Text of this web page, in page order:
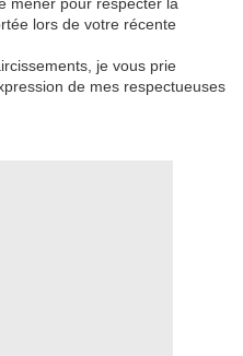
lors de votre récente
je vous prie
de mes respectueuses